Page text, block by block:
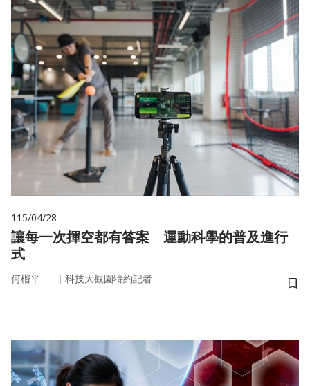
115/04/28
讓每一次揮空都有答案 運動科學的普及進行
式
何楷平 ｜ 科技大觀園特約記者
儲